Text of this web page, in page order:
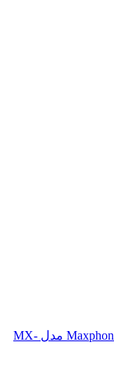
آداپتور 5 ولت 2.4A با دو خروجی USB مارک Maxphone مدل MX-